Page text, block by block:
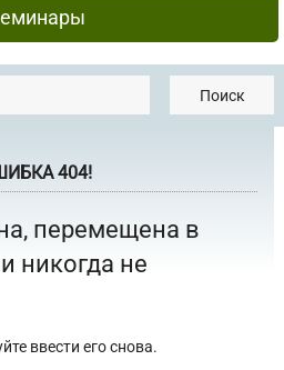
Поиск
404!
перемещена в
никогда не
ввести его снова.